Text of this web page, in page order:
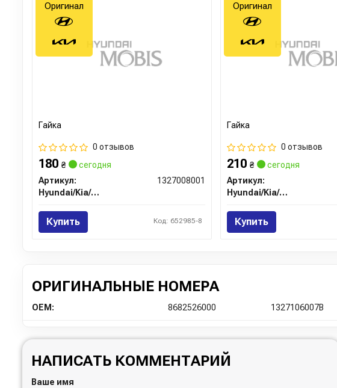
Гайка
0 отзывов
180 ₴
сегодня
Артикул:
1327008001
Hyundai/Kia/Mobis
Купить Код: 652985-8
Оригинал
Гайка
0 отзывов
210 ₴
сегодня
Артикул:
Hyundai/Kia/Mobis
Купить
Оригинал
ОРИГИНАЛЬНЫЕ НОМЕРА
OEM: 8682526000 1327106007B
НАПИСАТЬ КОММЕНТАРИЙ
Ваше имя